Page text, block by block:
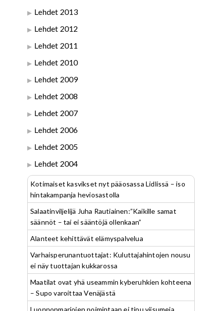
Lehdet 2013
Lehdet 2012
Lehdet 2011
Lehdet 2010
Lehdet 2009
Lehdet 2008
Lehdet 2007
Lehdet 2006
Lehdet 2005
Lehdet 2004
Kotimaiset kasvikset nyt pääosassa Lidlissä – iso
hintakampanja heviosastolla
Salaatinviljelijä Juha Rautiainen:”Kaikille samat
säännöt – tai ei sääntöjä ollenkaan”
Alanteet kehittävät elämyspalvelua
Varhaisperunantuottajat: Kuluttajahintojen nousu
ei näy tuottajan kukkarossa
Maatilat ovat yhä useammin kyberuhkien kohteena
– Supo varoittaa Venäjästä
Luonnonmarjojen poimintaan ei tipu viisumeja